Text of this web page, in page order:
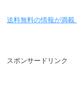
送料無料の情報が満
スポンサードリンク